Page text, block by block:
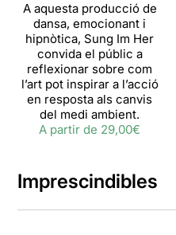
A aquesta producció de
dansa, emocionant i
hipnòtica, Sung Im Her
convida el públic a
reflexionar sobre com
l’art pot inspirar a l’acció
en resposta als canvis
del medi ambient.
A partir de 29,00€
Imprescindibles